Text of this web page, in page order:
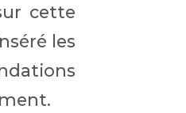
cette
les